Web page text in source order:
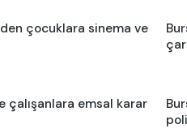
çocuklara sinema ve
çalışanlara emsal karar